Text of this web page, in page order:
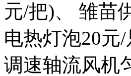
元/把)、 雏苗
电热灯泡20元
调速轴流风机